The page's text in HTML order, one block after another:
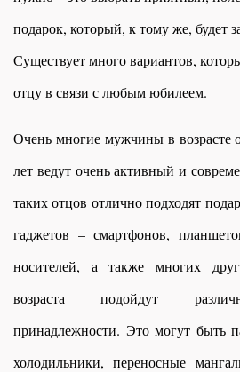
подарок, который, к тому же, будет
Существует много вариантов,
отцу в связи с любым юбилеем.
Очень многие мужчины в возрасте
лет ведут очень активный и
таких отцов отлично подходят
гаджетов – смартфонов,
носителей, а также многих
возраста подойдут
принадлежности. Это могут быть
холодильники, переносные